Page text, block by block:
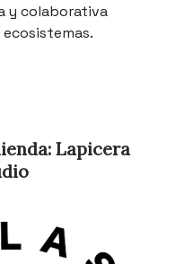
y colaborativa
Lapicera